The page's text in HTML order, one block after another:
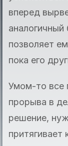
вперед
аналогичный
позволяет
пока его
Умом-то все
прорыва в
решение,
притягивает